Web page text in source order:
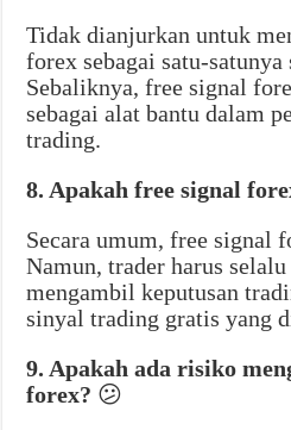
Tidak dianjurkan untuk
forex sebagai satu-
Sebaliknya, free signal
sebagai alat bantu dalam
trading.
8. Apakah free signal
Secara umum, free signal
Namun, trader harus
mengambil keputusan
sinyal trading gratis yang
9. Apakah ada risiko
forex? 😕